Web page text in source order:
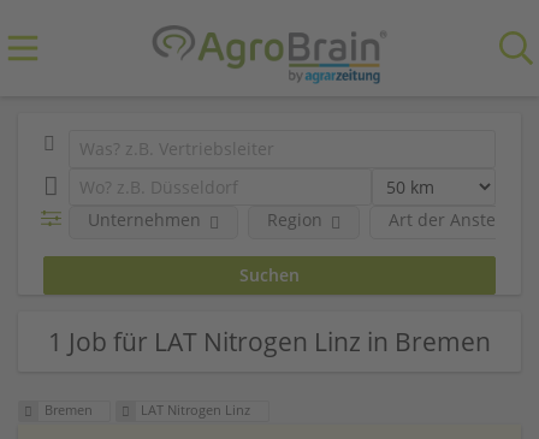
Art der Anstellung
Unternehmen Region
1 Job für LAT Nitrogen Linz in Bremen
Bremen LAT Nitrogen Linz